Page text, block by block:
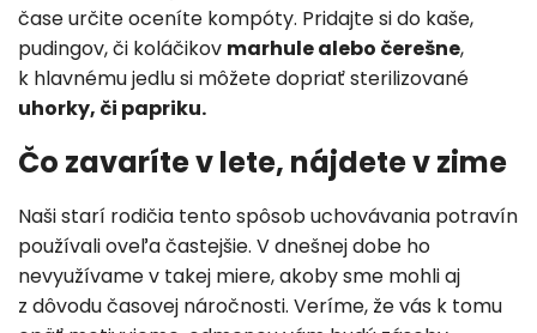
čase určite oceníte kompóty. Pridajte si do kaše,
pudingov, či koláčikov marhule alebo čerešne,
k hlavnému jedlu si môžete dopriať sterilizované
uhorky, či papriku.
Čo zavaríte v lete, nájdete v zime
Naši starí rodičia tento spôsob uchovávania potravín
používali oveľa častejšie. V dnešnej dobe ho
nevyužívame v takej miere, akoby sme mohli aj
z dôvodu časovej náročnosti. Veríme, že vás k tomu